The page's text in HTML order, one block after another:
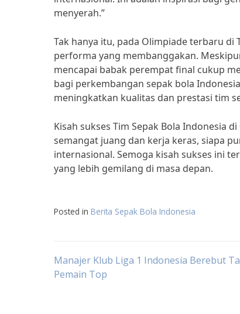
menyerah.”
Tak hanya itu, pada Olimpiade terbaru di
performa yang membanggakan.
mencapai babak perempat final cukup
bagi perkembangan sepak bola
meningkatkan kualitas dan prestasi tim
Kisah sukses Tim Sepak Bola Indonesia
semangat juang dan kerja keras, siapa
internasional. Semoga kisah sukses ini
yang lebih gemilang di masa depan.
Posted in Berita Sepak Bola Indonesia
Post
Manajer Klub Liga 1 Indonesia Berebut
Pemain Top